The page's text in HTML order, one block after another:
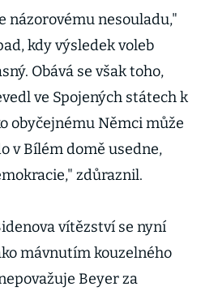
názorovému nesouladu,"
kdy výsledek voleb
Obává se však toho,
ve Spojených státech k
obyčejnému Němci může
v Bílém domě usedne,
zdůraznil.
vítězství se nyní
mávnutím kouzelného
Beyer za